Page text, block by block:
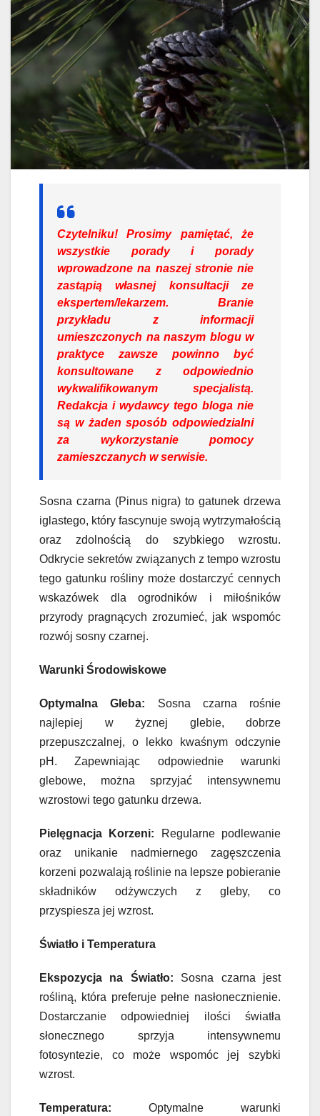
Czytelniku! Prosimy pamiętać, że
wszystkie porady i porady
wprowadzone na naszej stronie nie
zastąpią własnej konsultacji ze
ekspertem/lekarzem. Branie
przykładu z informacji
umieszczonych na naszym blogu w
praktyce zawsze powinno być
konsultowane z odpowiednio
wykwalifikowanym specjalistą.
Redakcja i wydawcy tego bloga nie
są w żaden sposób odpowiedzialni
za wykorzystanie pomocy
zamieszczanych w serwisie.
Sosna czarna (Pinus nigra) to gatunek drzewa
iglastego, który fascynuje swoją wytrzymałością
oraz zdolnością do szybkiego wzrostu.
Odkrycie sekretów związanych z tempo wzrostu
tego gatunku rośliny może dostarczyć cennych
wskazówek dla ogrodników i miłośników
przyrody pragnących zrozumieć, jak wspomóc
rozwój sosny czarnej.
Warunki Środowiskowe
Optymalna Gleba: Sosna czarna rośnie
najlepiej w żyznej glebie, dobrze
przepuszczalnej, o lekko kwaśnym odczynie
pH. Zapewniając odpowiednie warunki
glebowe, można sprzyjać intensywnemu
wzrostowi tego gatunku drzewa.
Pielęgnacja Korzeni: Regularne podlewanie
oraz unikanie nadmiernego zagęszczenia
korzeni pozwalają roślinie na lepsze pobieranie
składników odżywczych z gleby, co
przyspiesza jej wzrost.
Światło i Temperatura
Ekspozycja na Światło: Sosna czarna jest
rośliną, która preferuje pełne nasłonecznienie.
Dostarczanie odpowiedniej ilości światła
słonecznego sprzyja intensywnemu
fotosyntezie, co może wspomóc jej szybki
wzrost.
Temperatura: Optymalne warunki